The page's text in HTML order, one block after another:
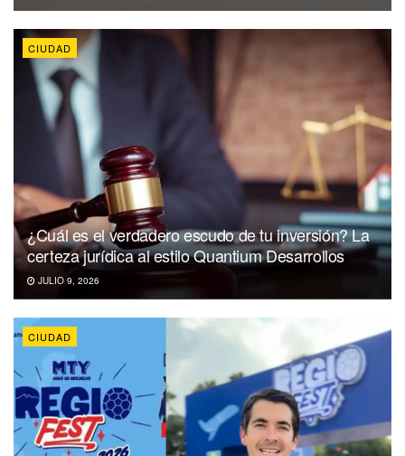
CIUDAD
¿Cuál es el verdadero escudo de tu inversión? La
certeza jurídica al estilo Quantium Desarrollos
JULIO 9, 2026
CIUDAD